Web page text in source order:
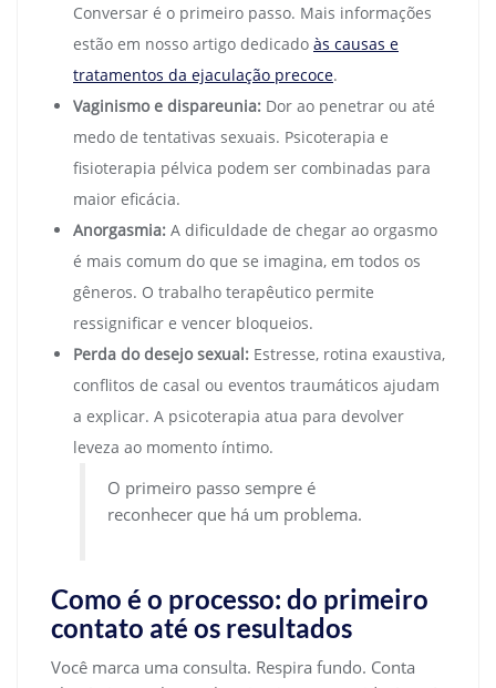
Conversar é o primeiro passo. Mais informações
estão em nosso artigo dedicado às causas e
tratamentos da ejaculação precoce.
Vaginismo e dispareunia: Dor ao penetrar ou até
medo de tentativas sexuais. Psicoterapia e
fisioterapia pélvica podem ser combinadas para
maior eficácia.
Anorgasmia: A dificuldade de chegar ao orgasmo
é mais comum do que se imagina, em todos os
gêneros. O trabalho terapêutico permite
ressignificar e vencer bloqueios.
Perda do desejo sexual: Estresse, rotina exaustiva,
conflitos de casal ou eventos traumáticos ajudam
a explicar. A psicoterapia atua para devolver
leveza ao momento íntimo.
O primeiro passo sempre é
reconhecer que há um problema.
Como é o processo: do primeiro
contato até os resultados
Você marca uma consulta. Respira fundo. Conta